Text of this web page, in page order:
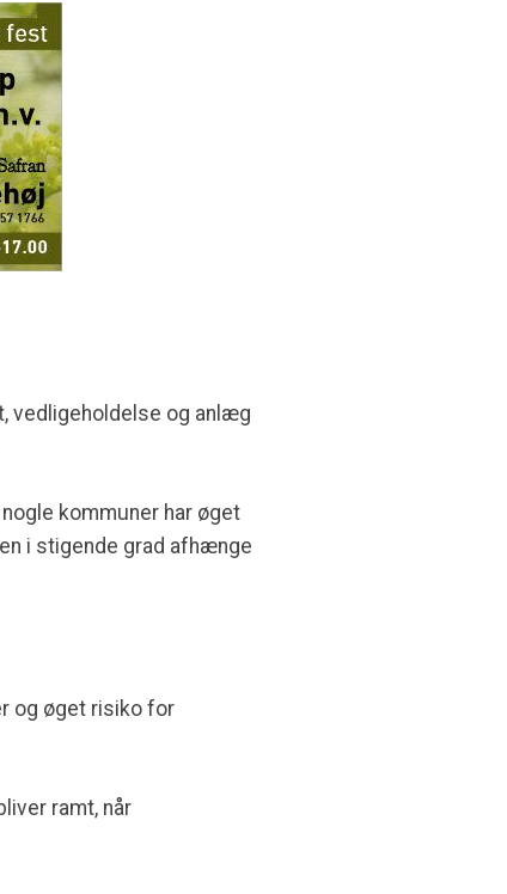
vedligeholdelse og anlæg
kommuner har øget
i stigende grad afhænge
og øget risiko for
ramt, når